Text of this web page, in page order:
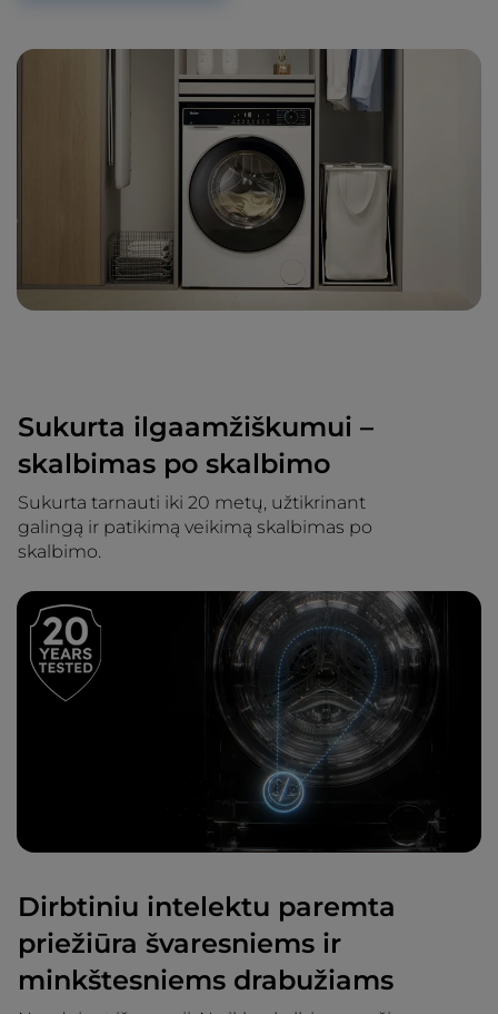
Sukurta ilgaamžiškumui –
skalbimas po skalbimo
Sukurta tarnauti iki 20 metų, užtikrinant
galingą ir patikimą veikimą skalbimas po
skalbimo.
Dirbtiniu intelektu paremta
priežiūra švaresniems ir
minkštesniems drabužiams